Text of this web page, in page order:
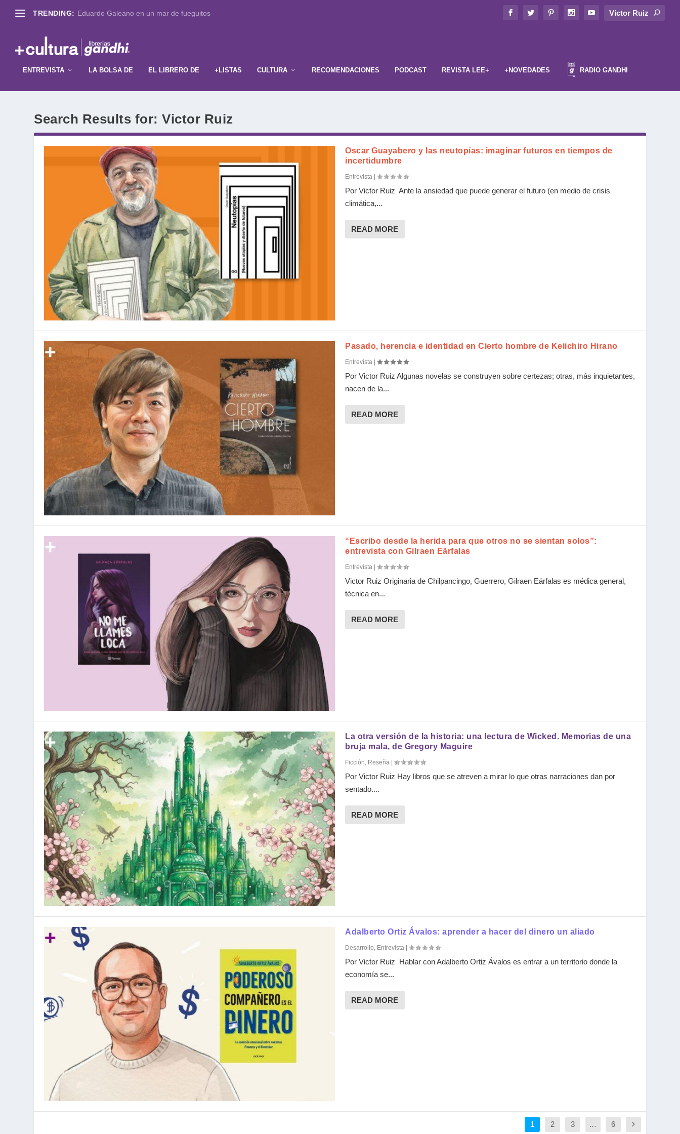
TRENDING: Eduardo Galeano en un mar de fueguitos
ENTREVISTA LA BOLSA DE EL LIBRERO DE +LISTAS CULTURA RECOMENDACIONES PODCAST REVISTA LEE+ +NOVEDADES RADIO GANDHI
Search Results for: Victor Ruiz
Oscar Guayabero y las neutopías: imaginar futuros en tiempos de
incertidumbre
Entrevista
Por Victor Ruiz Ante la ansiedad que puede generar el futuro (en medio de crisis
climática,...
READ MORE
Pasado, herencia e identidad en Cierto hombre de Keiichiro Hirano
Entrevista |
Por Victor Ruiz Algunas novelas se construyen sobre certezas; otras, más inquietantes,
nacen de la...
READ MORE
“Escribo desde la herida para que otros no se sientan solos”:
entrevista con Gilraen Eärfalas
Entrevista
Victor Ruiz Originaria de Chilpancingo, Guerrero, Gilraen Eärfalas es médica general,
técnica en...
READ MORE
La otra versión de la historia: una lectura de Wicked. Memorias de una
bruja mala, de Gregory Maguire
Ficción, Reseña
Por Victor Ruiz Hay libros que se atreven a mirar lo que otras narraciones dan por
sentado....
READ MORE
Adalberto Ortiz Ávalos: aprender a hacer del dinero un aliado
Desarrollo Entrevista |
Por Victor Ruiz Hablar con Adalberto Ortiz Ávalos es entrar a un territorio donde la
economía se...
READ MORE
1 2 3 … 6